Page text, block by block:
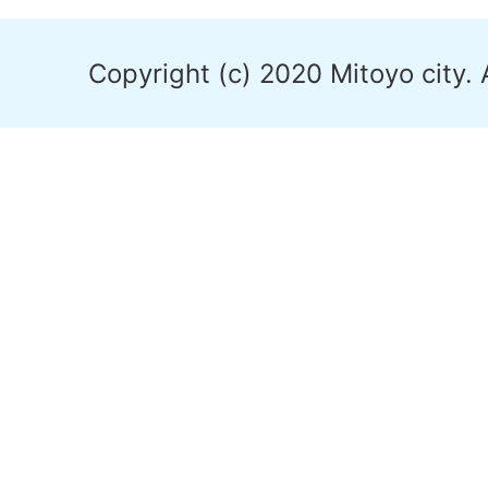
Copyright (c) 2020 Mitoyo city.